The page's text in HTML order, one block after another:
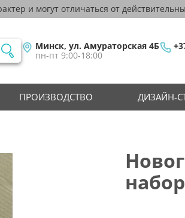
и могут отличаться от
Минск, ул. Амураторская 4Б
пн-пт 9:00-18:00
ПРОИЗВОДСТВО ДИЗАЙН-